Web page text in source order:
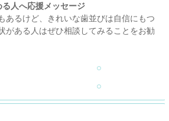
人へ応援メッセージ
あるけど、きれいな歯並びは自信にもつ
がある人はぜひ相談してみることをお勧